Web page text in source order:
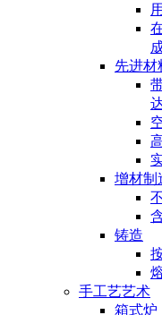
先进材
增材制
铸造
手工艺艺术
箱式炉